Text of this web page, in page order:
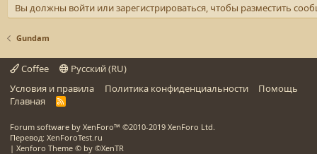
Вы должны войти или зарегистрироваться, чтобы разместить
Gundam
Coffee
Русский (RU)
Условия и правила
Политика конфиденциальности
Помощь
Главная
R
Forum software by XenForo™ ©2010-2019 XenForo Ltd.
Перевод: XenForoTest.ru
| Xenforo Theme © by ©XenTR